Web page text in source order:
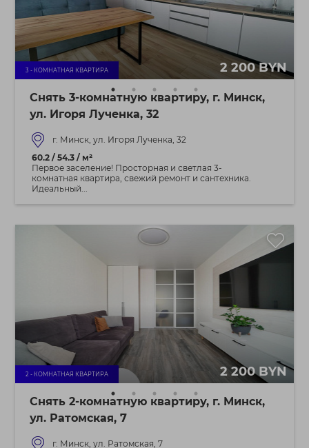
3 - КОМНАТНАЯ КВАРТИРА 2 200 BYN
Снять 3-комнатную квартиру, г. Минск,
ул. Игоря Лученка, 32
г. Минск, ул. Игоря Лученка, 32
60.2 / 54.3 / м²
Первое заселение! Просторная и светлая 3-
комнатная квартира, свежий ремонт и сантехника.
Идеальный...
2 - КОМНАТНАЯ КВАРТИРА 2 200 BYN
Снять 2-комнатную квартиру, г. Минск,
ул. Ратомская, 7
г. Минск, ул. Ратомская, 7